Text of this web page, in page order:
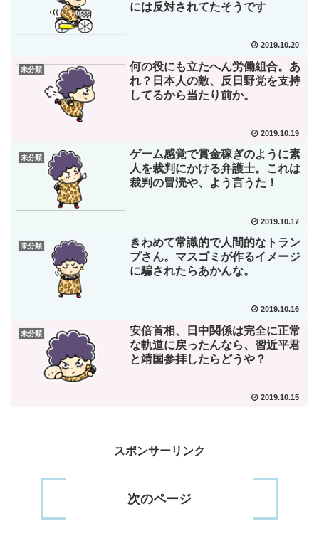
には反対されてたそうです
2019.10.20
未分類
何の役にも立たへん労働組合。あ
れ？日本人の敵、反日野党を支持
してるから当たり前か。
2019.10.19
未分類
ゲーム感覚で賞金稼ぎのように素
人を裁判にかける弁護士。これは
裁判の冒涜や、よう言うた！
2019.10.17
未分類
きわめて常識的で人間的なトラン
プさん。マスゴミが作るイメージ
に騙されたらあかんな。
2019.10.16
未分類
安倍首相、日中関係は完全に正常
な軌道に戻ったんなら、習近平君
と靖国参拝したらどうや？
2019.10.15
スポンサーリンク
次のページ